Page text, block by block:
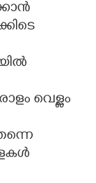
വെള്ളം